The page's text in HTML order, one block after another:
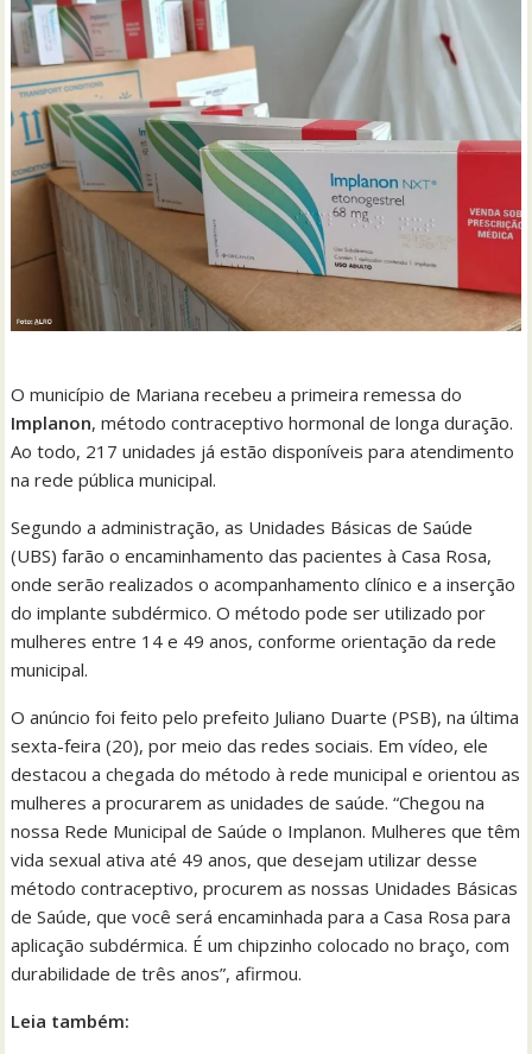
O município de Mariana recebeu a primeira remessa do
Implanon, método contraceptivo hormonal de longa duração.
Ao todo, 217 unidades já estão disponíveis para atendimento
na rede pública municipal.
Segundo a administração, as Unidades Básicas de Saúde
(UBS) farão o encaminhamento das pacientes à Casa Rosa,
onde serão realizados o acompanhamento clínico e a inserção
do implante subdérmico. O método pode ser utilizado por
mulheres entre 14 e 49 anos, conforme orientação da rede
municipal.
O anúncio foi feito pelo prefeito Juliano Duarte (PSB), na última
sexta-feira (20), por meio das redes sociais. Em vídeo, ele
destacou a chegada do método à rede municipal e orientou as
mulheres a procurarem as unidades de saúde. “Chegou na
nossa Rede Municipal de Saúde o Implanon. Mulheres que têm
vida sexual ativa até 49 anos, que desejam utilizar desse
método contraceptivo, procurem as nossas Unidades Básicas
de Saúde, que você será encaminhada para a Casa Rosa para
aplicação subdérmica. É um chipzinho colocado no braço, com
durabilidade de três anos”, afirmou.
Leia também: